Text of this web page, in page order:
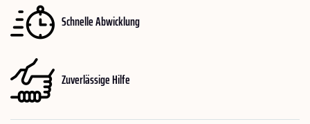
Schnelle Abwicklung
Zuverlässige Hilfe